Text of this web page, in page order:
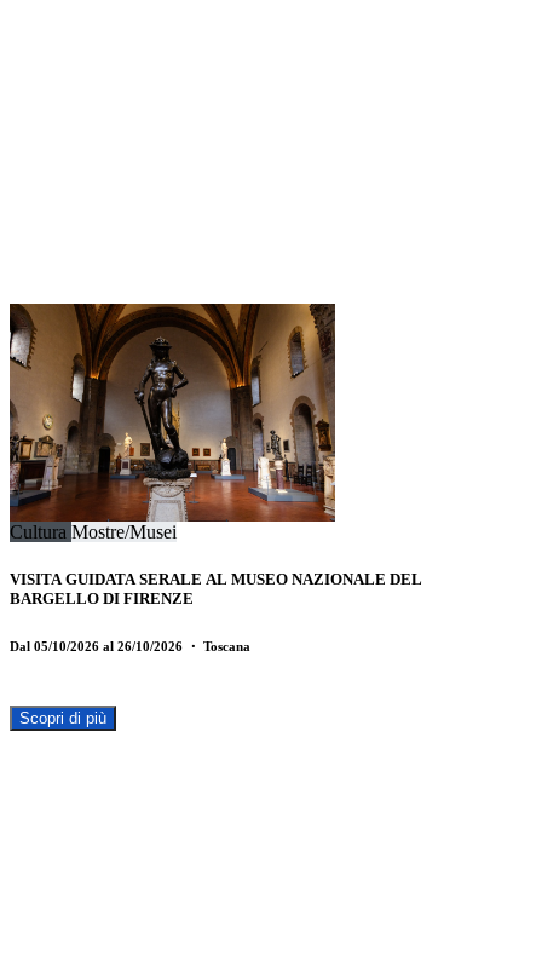
Cultura Mostre/Musei
VISITA GUIDATA SERALE AL MUSEO NAZIONALE DEL
BARGELLO DI FIRENZE
Dal 05/10/2026 al 26/10/2026 ・ Toscana
Scopri di più